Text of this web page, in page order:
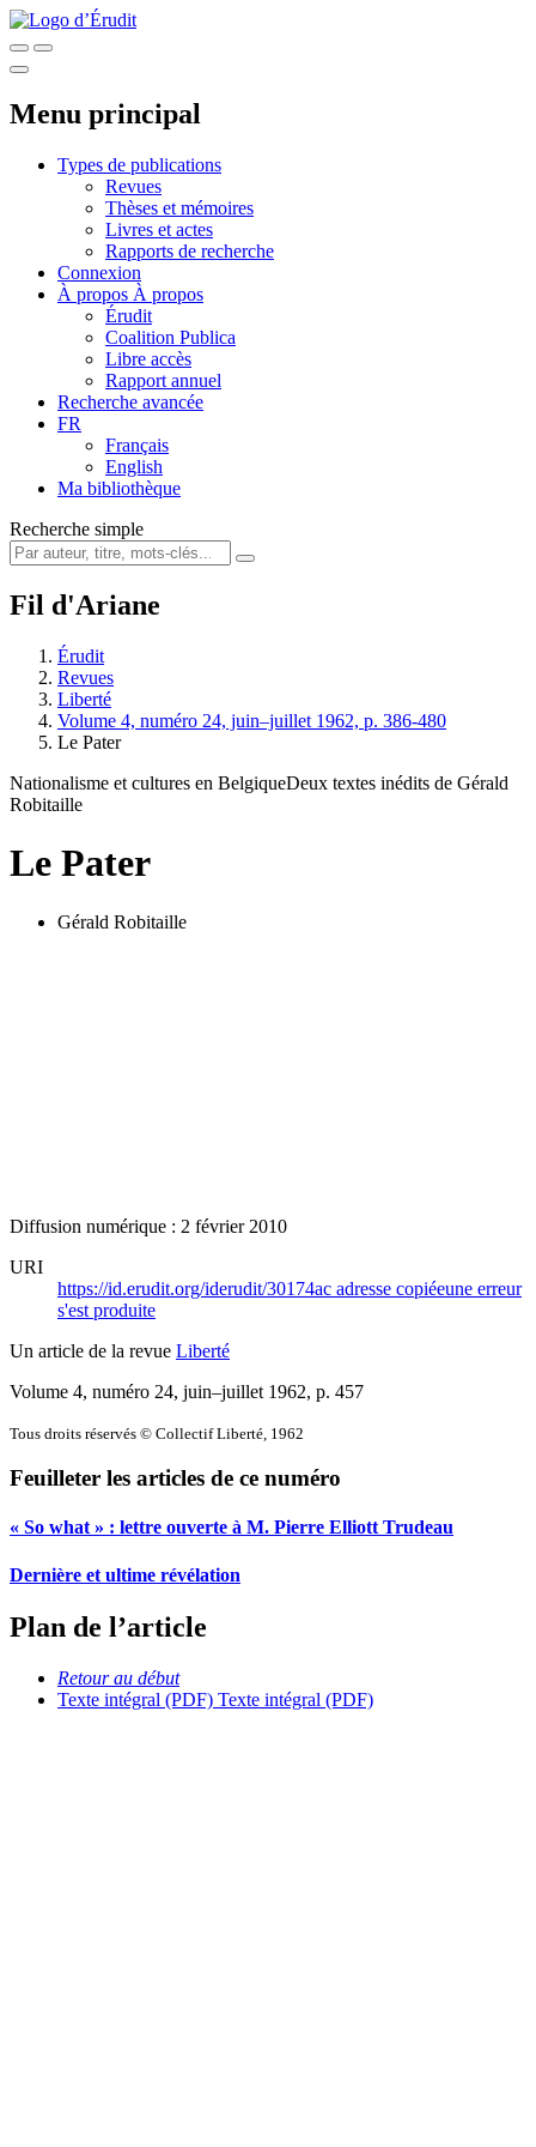
Menu principal
Types de publications
Revues
Thèses et mémoires
Livres et actes
Rapports de recherche
Connexion
À propos À propos
Érudit
Coalition Publica
Libre accès
Rapport annuel
Recherche avancée
FR
Français
English
Ma bibliothèque
Recherche simple
Fil d'Ariane
Érudit
Revues
Liberté
Volume 4, numéro 24, juin–juillet 1962, p. 386-480
Le Pater
Nationalisme et cultures en BelgiqueDeux textes inédits de Gérald
Robitaille
Le Pater
Gérald Robitaille
Diffusion numérique : 2 février 2010
URI
https://id.erudit.org/iderudit/30174ac adresse copiéeune erreur
s'est produite
Un article de la revue Liberté
Volume 4, numéro 24, juin–juillet 1962, p. 457
Tous droits réservés © Collectif Liberté, 1962
Feuilleter les articles de ce numéro
« So what » : lettre ouverte à M. Pierre Elliott Trudeau
Dernière et ultime révélation
Plan de l’article
Retour au début
Texte intégral (PDF) Texte intégral (PDF)